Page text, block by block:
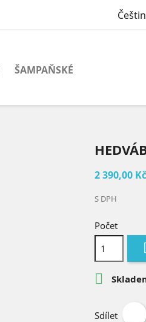
ŠAMPAŇSKÉ
2 390,00 Kč
S DPH
Počet

Sdílet